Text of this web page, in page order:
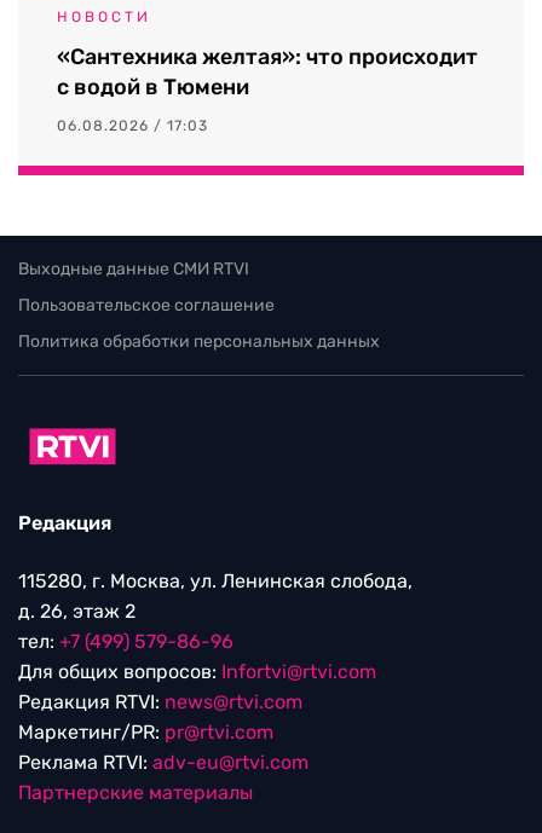
НОВОСТИ
«Сантехника желтая»: что происходит
с водой в Тюмени
06.08.2026 / 17:03
Выходные данные СМИ RTVI
Пользовательское соглашение
Политика обработки персональных данных
Редакция
115280, г. Москва, ул. Ленинская слобода,
д. 26, этаж 2
тел: +7 (499) 579-86-96
Для общих вопросов: Infortvi@rtvi.com
Редакция RTVI: news@rtvi.com
Маркетинг/PR: pr@rtvi.com
Реклама RTVI: adv-eu@rtvi.com
Партнерские материалы